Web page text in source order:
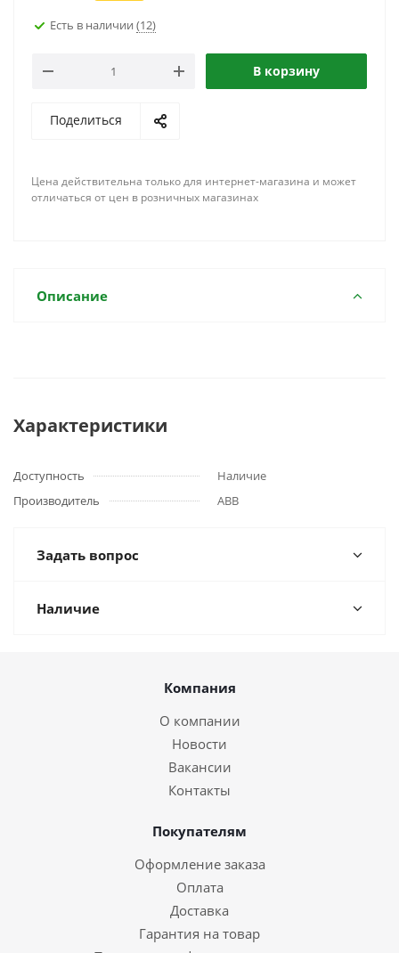
Есть в наличии (12)
В корзину
Поделиться
Цена действительна только для интернет-магазина и может
отличаться от цен в розничных магазинах
Описание
Характеристики
Доступность
Наличие
Производитель
ABB
Задать вопрос
Наличие
Компания
О компании
Новости
Вакансии
Контакты
Покупателям
Оформление заказа
Оплата
Доставка
Гарантия на товар